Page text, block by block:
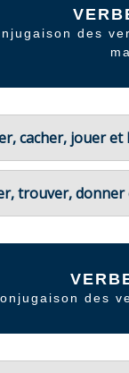
des
cacher, jouer et
trouver,
des